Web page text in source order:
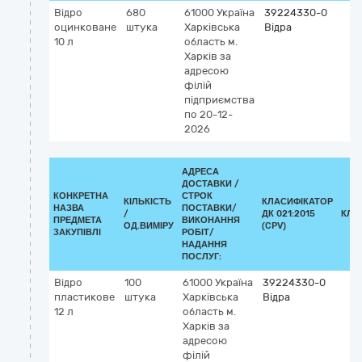
Відро
оцинковане
10 л
680
штука
61000 Україна
Харківська
область м.
Харків за
адресою
філій
підприємства
по 20-12-
2026
39224330-0
Відра
КОНКРЕТНА
НАЗВА
ПРЕДМЕТА
ЗАКУПІВЛІ
КІЛЬКІСТЬ
/
ОД.ВИМІРУ
АДРЕСА
ДОСТАВКИ /
СТРОК
ПОСТАВКИ/
ВИКОНАННЯ
РОБІТ/
НАДАННЯ
ПОСЛУГ:
КЛАСИФІКАТОР
ДК 021:2015
(CPV)
Відро
пластикове
12 л
100
штука
61000 Україна
Харківська
область м.
Харків за
адресою
філій
39224330-0
Відра